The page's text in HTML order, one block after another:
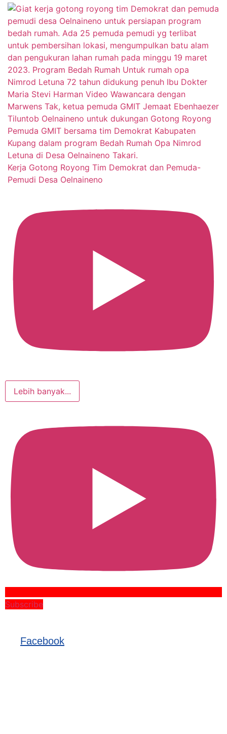
Kerja Gotong Royong Tim Demokrat dan Pemuda-
Pemudi Desa Oelnaineno
Lebih banyak...
Subscribe
Facebook